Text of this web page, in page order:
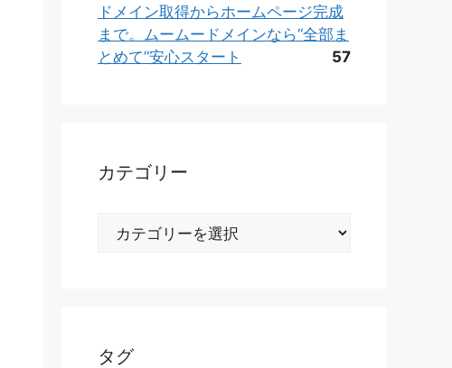
ドメイン取得からホームページ完成
まで。ムームードメインなら“全部ま
とめて”安心スタート
57
カテゴリー
タグ